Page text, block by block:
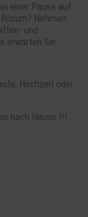
einer Pause auf
Nehmen
und
erwarten Sie.
Hochzeit oder
nach Hause !!!